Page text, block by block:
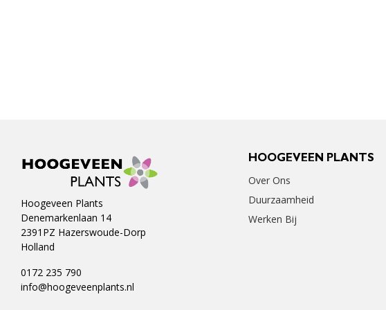
Hoogeveen Plants
Denemarkenlaan 14
2391PZ Hazerswoude-Dorp
Holland
0172 235 790
info@hoogeveenplants.nl
HOOGEVEEN PLANTS
Over Ons
Duurzaamheid
Werken Bij